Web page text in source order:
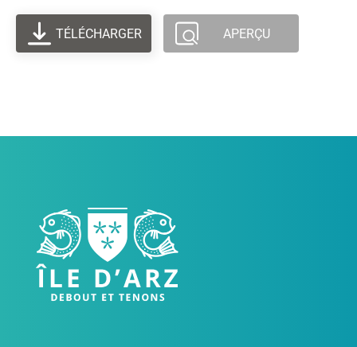
TÉLÉCHARGER APERÇU